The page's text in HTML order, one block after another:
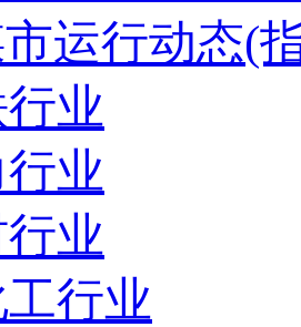
运行动态(
业
业
业
行业